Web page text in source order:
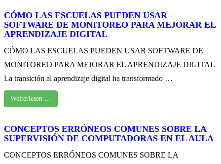
CÓMO LAS ESCUELAS PUEDEN USAR
SOFTWARE DE MONITOREO PARA MEJORAR EL
APRENDIZAJE DIGITAL
CÓMO LAS ESCUELAS PUEDEN USAR SOFTWARE DE
MONITOREO PARA MEJORAR EL APRENDIZAJE DIGITAL
La transición al aprendizaje digital ha transformado …
Weiterlesen …
CONCEPTOS ERRÓNEOS COMUNES SOBRE LA
SUPERVISIÓN DE COMPUTADORAS EN EL AULA
CONCEPTOS ERRÓNEOS COMUNES SOBRE LA